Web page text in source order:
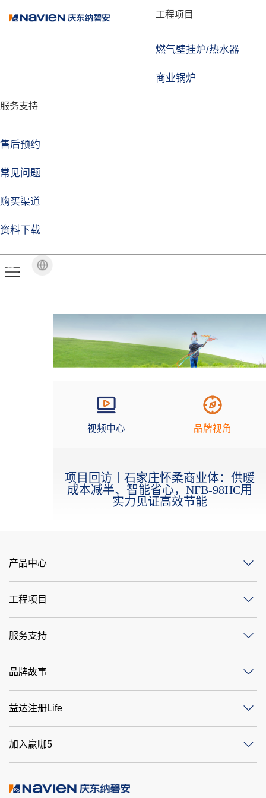
工程项目
燃气壁挂炉/热水器
商业锅炉
服务支持
售后预约
常见问题
购买渠道
资料下载
品牌故事
技术实力
企业动态
益达注册Life
品牌视角
视频中心 品牌视角
项目回访丨石家庄怀柔商业体：供暖
成本减半、智能省心，NFB-98HC用
实力见证高效节能
产品中心
工程项目
服务支持
品牌故事
益达注册Life
加入赢咖5